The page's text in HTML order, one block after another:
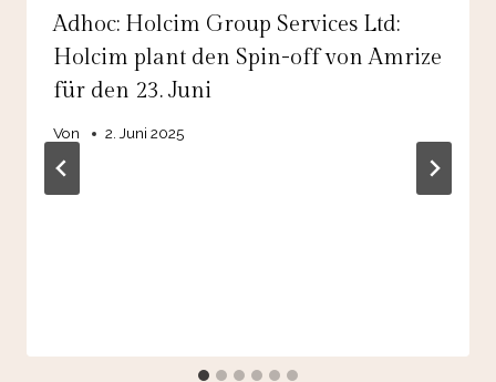
Adhoc: Holcim Group Services Ltd:
Holcim plant den Spin-off von Amrize
für den 23. Juni
Von 2. Juni 2025